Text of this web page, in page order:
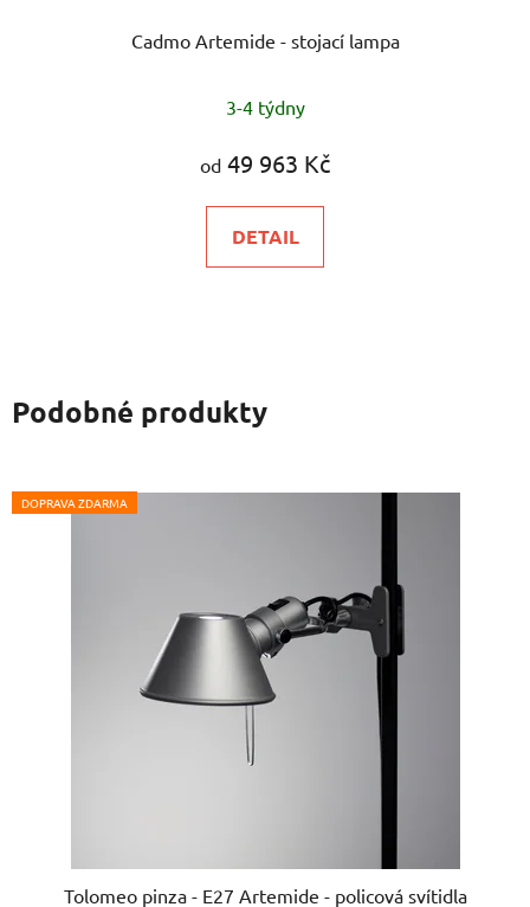
Cadmo Artemide - stojací lampa
3-4 týdny
od 49 963 Kč
DETAIL
Podobné produkty
DOPRAVA ZDARMA
Tolomeo pinza - E27 Artemide - policová svítidla